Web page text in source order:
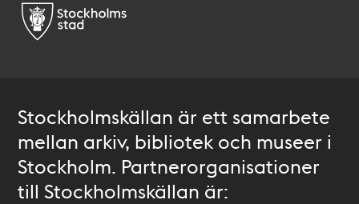
Stockholmskällan är ett samarbete
mellan arkiv, bibliotek och museer i
Stockholm. Partnerorganisationer
till Stockholmskällan är: